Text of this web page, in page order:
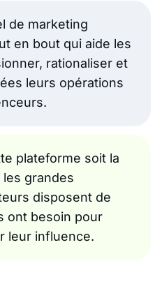
de marketing
en bout qui aide les
rationaliser et
leurs opérations
plateforme soit la
grandes
disposent de
ont besoin pour
leur influence.